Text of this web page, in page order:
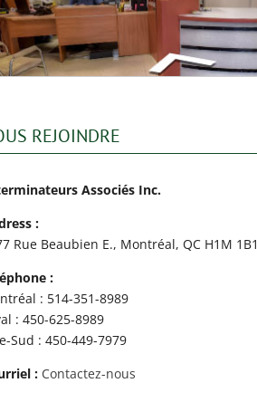
REJOINDRE
Associés Inc.
:
Rue Beaubien E., Montréal, QC H1M 1B1
:
: 514-351-8989
: 450-625-8989
Sud : 450-449-7979
: Contactez-nous